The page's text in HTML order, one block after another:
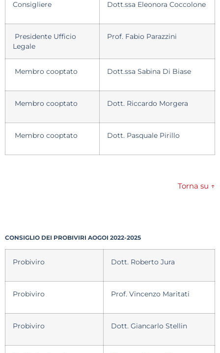
Consigliere Dott.ssa Eleonora Coccolone
Presidente Ufficio
Legale
Prof. Fabio Parazzini
Membro cooptato Dott.ssa Sabina Di Biase
Membro cooptato Dott. Riccardo Morgera
Membro cooptato Dott. Pasquale Pirillo
Torna su ↑
CONSIGLIO DEI PROBIVIRI AOGOI 2022-2025
Probiviro Dott. Roberto Jura
Probiviro Prof. Vincenzo Maritati
Probiviro Dott. Giancarlo Stellin